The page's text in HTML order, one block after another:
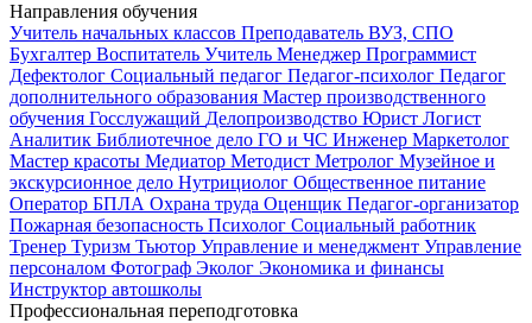
Направления обучения
Учитель начальных классов Преподаватель ВУЗ, СПО
Бухгалтер Воспитатель Учитель Менеджер Программист
Дефектолог Социальный педагог Педагог-психолог Педагог
дополнительного образования Мастер производственного
обучения Госслужащий Делопроизводство Юрист Логист
Аналитик Библиотечное дело ГО и ЧС Инженер Маркетолог
Мастер красоты Медиатор Методист Метролог Музейное и
экскурсионное дело Нутрициолог Общественное питание
Оператор БПЛА Охрана труда Оценщик Педагог-организатор
Пожарная безопасность Психолог Социальный работник
Тренер Туризм Тьютор Управление и менеджмент Управление
персоналом Фотограф Эколог Экономика и финансы
Инструктор автошколы
Профессиональная переподготовка